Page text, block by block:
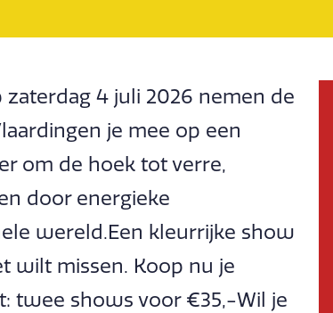
4 juli 2026 nemen de
je mee op een
om de hoek tot verre,
door energieke
wereld.Een kleurrijke show
wilt missen. Koop nu je
twee shows voor €35,-Wil je